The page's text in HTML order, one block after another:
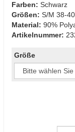
Farben: Schwarz
Größen: S/M 38-
Material: 90%
Artikelnummer:
Größe